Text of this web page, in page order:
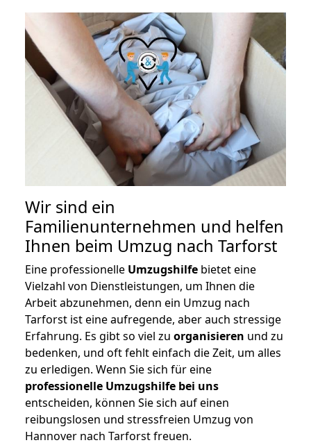
Wir sind ein
Familienunternehmen und helfen
Ihnen beim Umzug nach Tarforst
Eine professionelle Umzugshilfe bietet eine
Vielzahl von Dienstleistungen, um Ihnen die
Arbeit abzunehmen, denn ein Umzug nach
Tarforst ist eine aufregende, aber auch stressige
Erfahrung. Es gibt so viel zu organisieren und zu
bedenken, und oft fehlt einfach die Zeit, um alles
zu erledigen. Wenn Sie sich für eine
professionelle Umzugshilfe bei uns
entscheiden, können Sie sich auf einen
reibungslosen und stressfreien Umzug von
Hannover nach Tarforst freuen.